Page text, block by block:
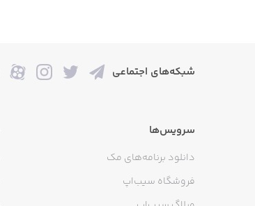
شبکه‌های اجتماعی
سرویس‌ها
دانلود برنامه‌های مک
فروشگاه سیب‌اپ